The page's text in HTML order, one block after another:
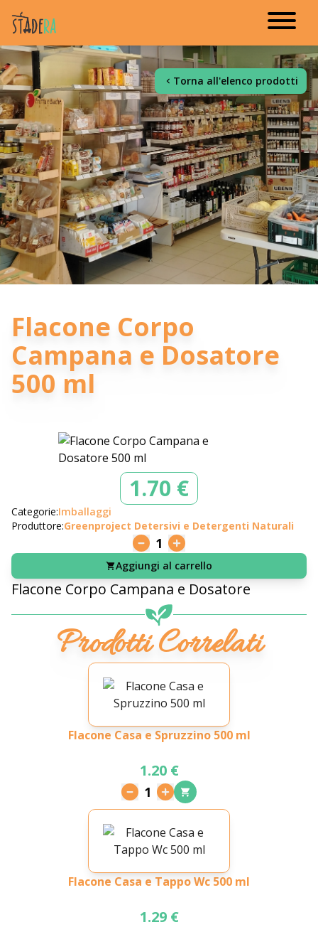
Torna all'elenco prodotti
Flacone Corpo
Campana e Dosatore
500 ml
1.70 €
Categorie:Imballaggi
Produttore:Greenproject Detersivi e Detergenti Naturali
1
Aggiungi al carrello
Flacone Corpo Campana e Dosatore
Prodotti Correlati
Flacone Casa e Spruzzino 500 ml
1.20 €
1
Flacone Casa e Tappo Wc 500 ml
1.29 €